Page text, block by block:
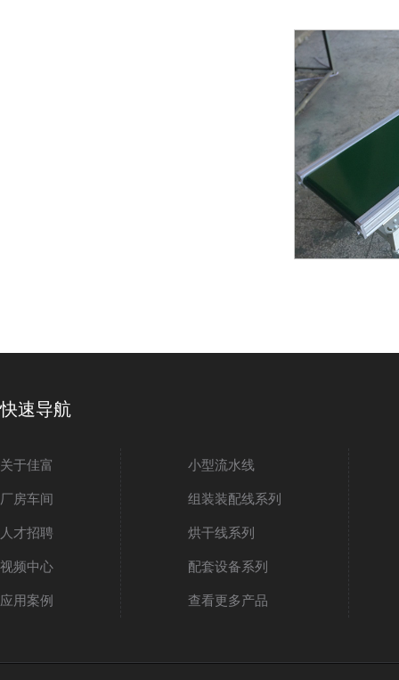
快速导航
关于佳富
厂房车间
人才招聘
视频中心
应用案例
小型流水线
组装装配线系列
烘干线系列
配套设备系列
查看更多产品